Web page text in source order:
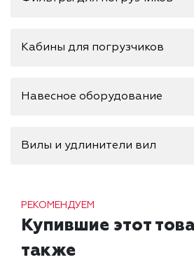
Кабины для погрузчиков
Навесное оборудование
Вилы и удлинители вил
РЕКОМЕНДУЕМ
Купившие этот
также